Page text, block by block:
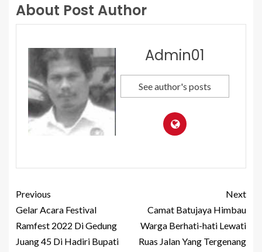
About Post Author
Admin01
See author's posts
Previous
Gelar Acara Festival
Ramfest 2022 Di Gedung
Juang 45 Di Hadiri Bupati
Next
Camat Batujaya Himbau
Warga Berhati-hati Lewati
Ruas Jalan Yang Tergenang